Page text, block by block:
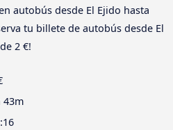
autobús desde El Ejido hasta
tu billete de autobús desde El
2 €!
43m